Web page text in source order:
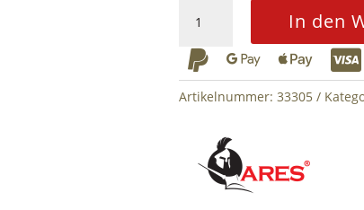
M16-
RIS
S-
AEG
In den
   
Artikelnummer: 33305